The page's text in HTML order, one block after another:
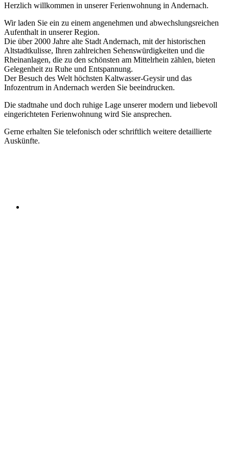
Herzlich willkommen in unserer Ferienwohnung in Andernach.
Wir laden Sie ein zu einem angenehmen und abwechslungsreichen
Aufenthalt in unserer Region.
Die über 2000 Jahre alte Stadt Andernach, mit der historischen
Altstadtkulisse, Ihren zahlreichen Sehenswürdigkeiten und die
Rheinanlagen, die zu den schönsten am Mittelrhein zählen, bieten
Gelegenheit zu Ruhe und Entspannung.
Der Besuch des Welt höchsten Kaltwasser-Geysir und das
Infozentrum in Andernach werden Sie beeindrucken.
Die stadtnahe und doch ruhige Lage unserer modern und liebevoll
eingerichteten Ferienwohnung wird Sie ansprechen.
Gerne erhalten Sie telefonisch oder schriftlich weitere detaillierte
Auskünfte.